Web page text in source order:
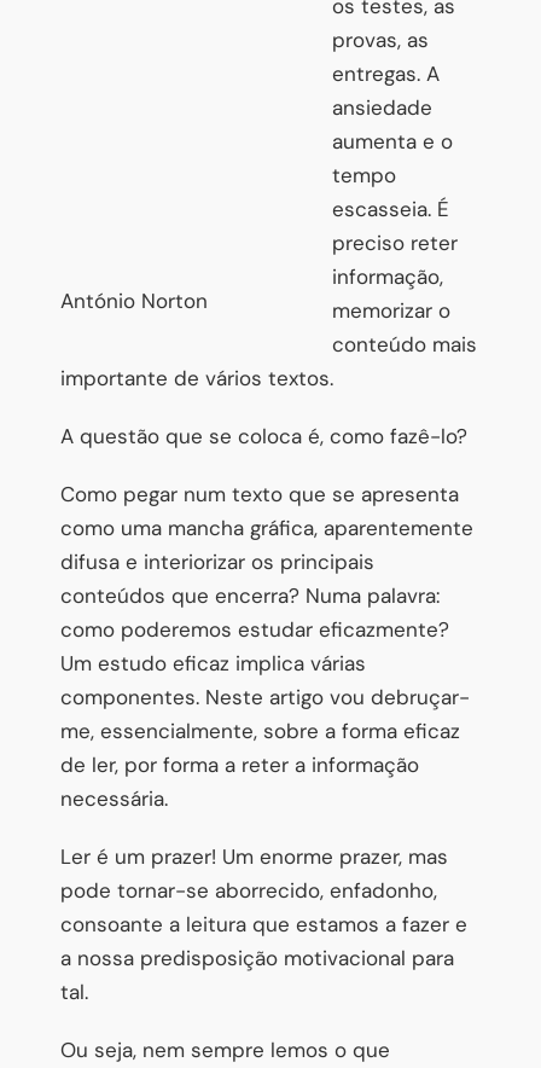
António Norton
os testes, as
provas, as
entregas. A
ansiedade
aumenta e o
tempo
escasseia. É
preciso reter
informação,
memorizar o
conteúdo mais
importante de vários textos.
A questão que se coloca é, como fazê-lo?
Como pegar num texto que se apresenta
como uma mancha gráfica, aparentemente
difusa e interiorizar os principais
conteúdos que encerra? Numa palavra:
como poderemos estudar eficazmente?
Um estudo eficaz implica várias
componentes. Neste artigo vou debruçar-
me, essencialmente, sobre a forma eficaz
de ler, por forma a reter a informação
necessária.
Ler é um prazer! Um enorme prazer, mas
pode tornar-se aborrecido, enfadonho,
consoante a leitura que estamos a fazer e
a nossa predisposição motivacional para
tal.
Ou seja, nem sempre lemos o que